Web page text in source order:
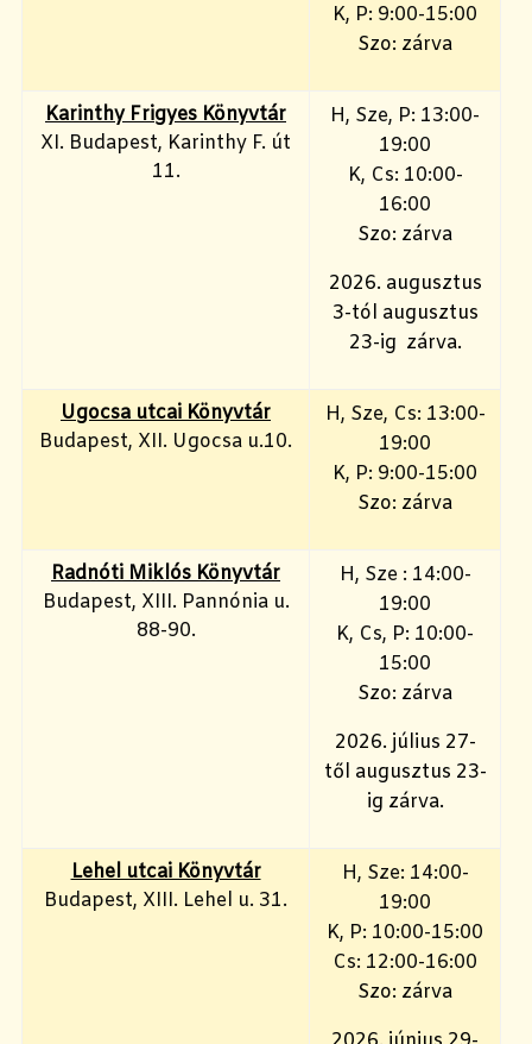
K, P: 9:00-15:00
Szo: zárva
Karinthy Frigyes Könyvtár
XI. Budapest, Karinthy F. út
11.
H, Sze, P: 13:00-
19:00
K, Cs: 10:00-
16:00
Szo: zárva
2026. augusztus
3-tól augusztus
23-ig zárva.
Ugocsa utcai Könyvtár
Budapest, XII. Ugocsa u.10.
H, Sze, Cs: 13:00-
19:00
K, P: 9:00-15:00
Szo: zárva
Radnóti Miklós Könyvtár
Budapest, XIII. Pannónia u.
88-90.
H, Sze : 14:00-
19:00
K, Cs, P: 10:00-
15:00
Szo: zárva
2026. július 27-
től augusztus 23-
ig zárva.
Lehel utcai Könyvtár
Budapest, XIII. Lehel u. 31.
H, Sze: 14:00-
19:00
K, P: 10:00-15:00
Cs: 12:00-16:00
Szo: zárva